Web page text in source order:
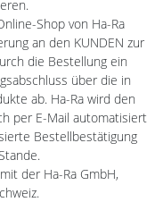
Shop von Ha-Ra
an den KUNDEN zur
die Bestellung ein
über die in
ab. Ha-Ra wird den
per E-Mail automatisiert
Bestellbestätigung
der Ha-Ra GmbH,